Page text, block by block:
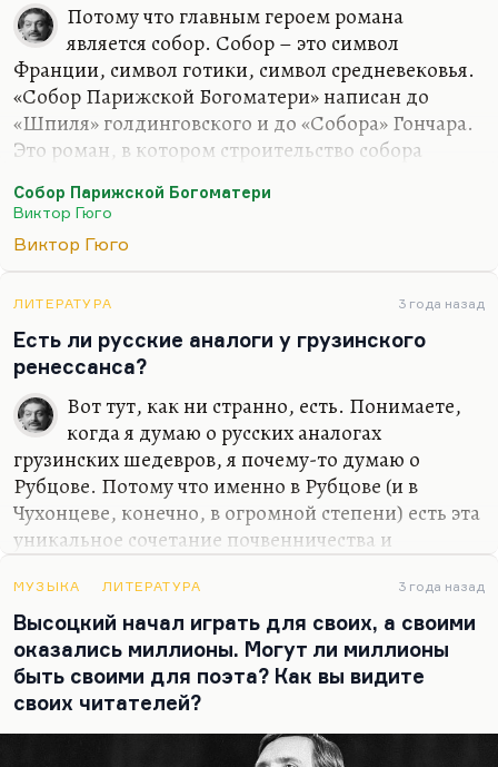
Потому что главным героем романа
является собор. Собор – это символ
Франции, символ готики, символ средневековья.
«Собор Парижской Богоматери» написан до
«Шпиля» голдинговского и до «Собора» Гончара.
Это роман, в котором строительство собора
мысль. Помните, с какими словами Квазимодо на
руках выносит Эсмеральду? «Убежище», – он
кричит. Потому что собор дает убежище всем.
людского гнева, от людского преследования, от
закона.
Собор Парижской Богоматери с его химерами, с
его органом, с его суровостью все-таки символ
христианского милосердия. И построен со всей
чистотой пропорций, со…
Собор Парижской Богоматери
Виктор Гюго
Виктор Гюго
ЛИТЕРАТУРА 3 года назад
Есть ли русские аналоги у грузинского
ренессанса?
Вот тут, как ни странно, есть. Понимаете,
когда я думаю о русских аналогах
грузинских шедевров, я почему-то думаю о
Рубцове. Потому что именно в Рубцове (и в
Чухонцеве, конечно, в огромной степени) есть эта
уникальное сочетание почвенничества и
очень патриотичная, очень почвенническая,
очень местная. Она не отрывается от земли; она,
как Антей, от нее питается. Простите за это
банальное сравнение.
Вот мне кажется, что в России только 70-е годы –
годы культурного почвенничества – могут
МУЗЫКА ЛИТЕРАТУРА 3 года назад
Высоцкий начал играть для своих, а своими
оказались миллионы. Могут ли миллионы
быть своими для поэта? Как вы видите
своих читателей?